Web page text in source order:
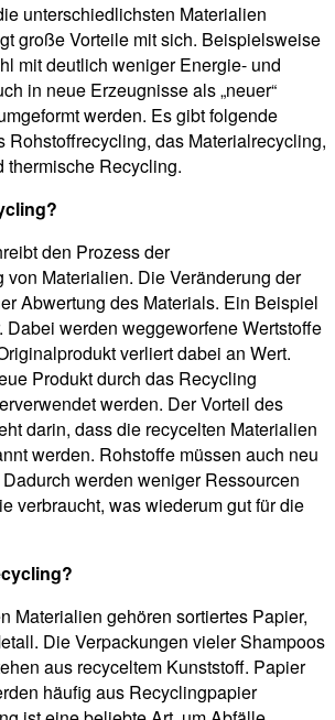
unterschiedlichsten Materialien
große Vorteile mit sich. Beispielsweise
mit deutlich weniger Energie- und
in neue Erzeugnisse als „neuer“
werden. Es gibt folgende
Rohstoffrecycling, das Materialrecycling,
thermische Recycling.
den Prozess der
von Materialien. Die Veränderung der
Abwertung des Materials. Ein Beispiel
Dabei werden weggeworfene Wertstoffe
verliert dabei an Wert.
Produkt durch das Recycling
werden. Der Vorteil des
darin, dass die recycelten Materialien
werden. Rohstoffe müssen auch neu
werden weniger Ressourcen
verbraucht, was wiederum gut für die
Materialien gehören sortiertes Papier,
Die Verpackungen vieler Shampoos
aus recyceltem Kunststoff. Papier
häufig aus Recyclingpapier